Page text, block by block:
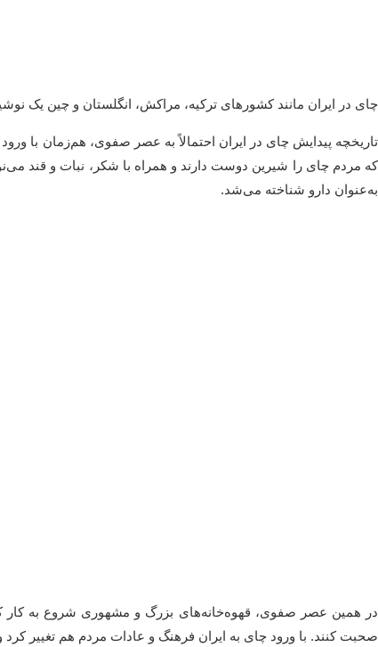
چای در ایران مانند کشورهای ترکیه، مراکش، انگلستان و چین
که مردم چای را شیرین دوست دارند و همراه با شکر، نبات و قند
به‌عنوان دارو شناخته می‌شد.
در همین عصر صفوی، قهوه‌خانه‌های بزرگ و مشهوری شروع به کار
صحبت کنند. با ورود چای به ایران فرهنگ و عادات مردم هم تغییر